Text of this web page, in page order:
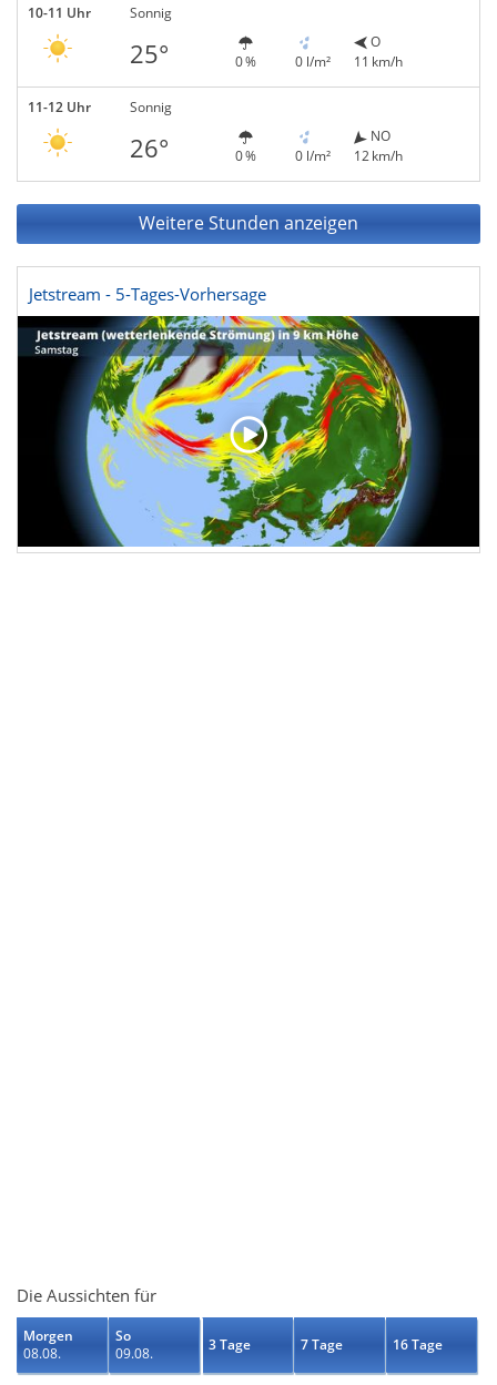
10-11 Uhr Sonnig
25° 0 % 0 l/m²
O
11 km/h
11-12 Uhr Sonnig
26° 0 % 0 l/m²
NO
12 km/h
Weitere Stunden anzeigen
Jetstream - 5-Tages-Vorhersage
Die Aussichten für
Morgen
08.08.
So
09.08.
3 Tage 7 Tage 16 Tage